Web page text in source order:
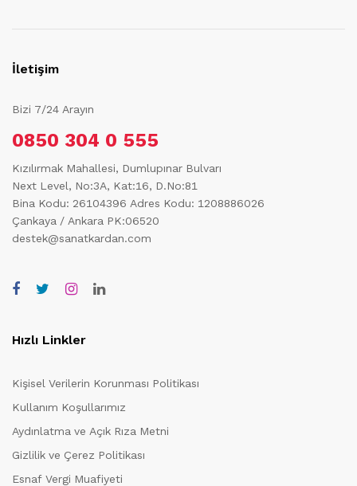
İletişim
Bizi 7/24 Arayın
0850 304 0 555
Kızılırmak Mahallesi, Dumlupınar Bulvarı
Next Level, No:3A, Kat:16, D.No:81
Bina Kodu: 26104396 Adres Kodu: 1208886026
Çankaya / Ankara PK:06520
destek@sanatkardan.com
Hızlı Linkler
Kişisel Verilerin Korunması Politikası
Kullanım Koşullarımız
Aydınlatma ve Açık Rıza Metni
Gizlilik ve Çerez Politikası
Esnaf Vergi Muafiyeti